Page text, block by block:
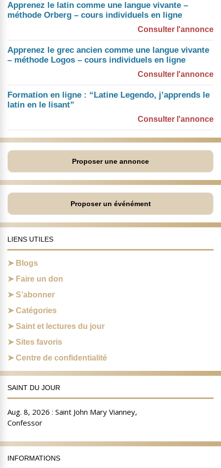
Apprenez le latin comme une langue vivante –
méthode Orberg – cours individuels en ligne
Consulter l'annonce
Apprenez le grec ancien comme une langue vivante
– méthode Logos – cours individuels en ligne
Consulter l'annonce
Formation en ligne : “Latine Legendo, j’apprends le
latin en le lisant”
Consulter l'annonce
Proposer une annonce
Proposer un événément
LIENS UTILES
Blogs
Faire un don
S’abonner
Catégories
Saint et lectures du jour
Sites favoris
Centre de confidentialité
SAINT DU JOUR
INFORMATIONS